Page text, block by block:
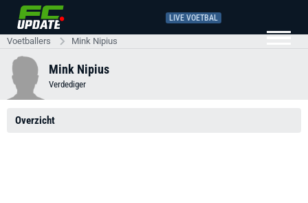
LIVE VOETBAL
Voetballers Mink Nipius
Mink Nipius
Verdediger
Overzicht